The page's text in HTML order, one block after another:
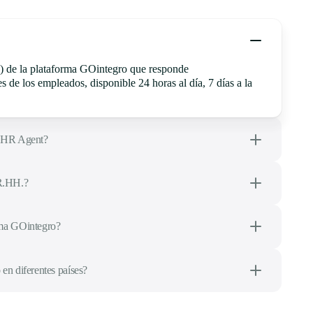
la plataforma GOintegro que responde
de los empleados, disponible 24 horas al día, 7 días a la
Agent?
GOintegro?
diferentes países?